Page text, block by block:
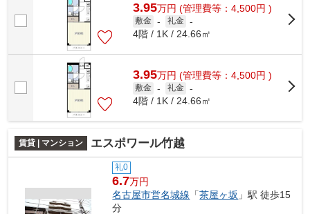
3.95万円 (管理費等：4,500円 )
敷金 - 礼金 -
4階 / 1K / 24.66㎡
3.95万円 (管理費等：4,500円 )
敷金 - 礼金 -
4階 / 1K / 24.66㎡
賃貸 | マンション エスポワール竹越
礼0
6.7万円
名古屋市営名城線 「茶屋ヶ坂 」駅 徒歩15
分